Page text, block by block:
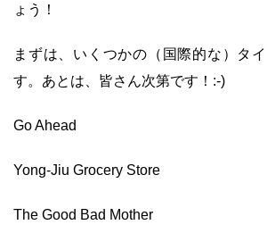
ょう！
まずは、いくつかの（国際的な）タ
す。あとは、皆さん次第です！:-)
Go Ahead
Yong-Jiu Grocery Store
The Good Bad Mother